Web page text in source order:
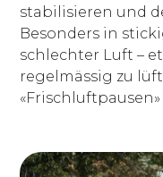
stabilisieren und
Besonders in
schlechter Luft –
regelmässig zu
«Frischluftpausen»